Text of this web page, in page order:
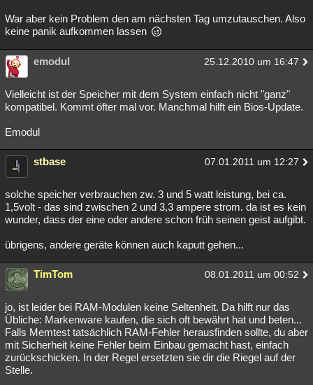
War aber kein Problem den am nächsten Tag umzutauschen. Also
keine panik aufkommen lassen
emodul 25.12.2010 um 16:47
Vielleicht ist der Speicher mit dem System einfach nicht "ganz"
kompatibel. Kommt öfter mal vor. Manchmal hilft ein Bios-Update.
Emodul
stbase 07.01.2011 um 12:27
solche speicher verbrauchen zw. 3 und 5 watt leistung, bei ca.
1,5volt - das sind zwischen 2 und 3,3 ampere strom. da ist es kein
wunder, dass der eine oder andere schon früh seinen geist aufgibt.
übrigens, andere geräte können auch kaputt gehen...
TimTom 08.01.2011 um 00:52
jo, ist leider bei RAM-Modulen keine Seltenheit. Da hilft nur das
Übliche: Markenware kaufen, die sich oft bewährt hat und beten...
Falls Memtest tatsächlich RAM-Fehler herausfinden sollte, du aber
mit Sicherheit keine Fehler beim Einbau gemacht hast, einfach
zurückschicken. In der Regel ersetzten sie dir die Riegel auf der
Stelle.